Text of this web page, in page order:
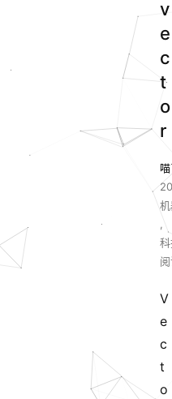
v
e
c
t
o
r
,
V
e
c
t
o